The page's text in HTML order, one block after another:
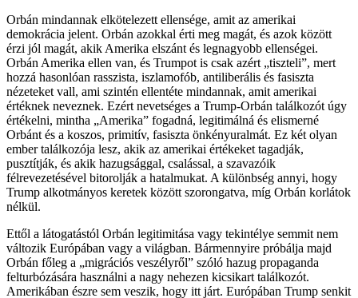
Orbán mindannak elkötelezett ellensége, amit az amerikai
demokrácia jelent. Orbán azokkal érti meg magát, és azok között
érzi jól magát, akik Amerika elszánt és legnagyobb ellenségei.
Orbán Amerika ellen van, és Trumpot is csak azért „tiszteli”, mert
hozzá hasonlóan rasszista, iszlamofób, antiliberális és fasiszta
nézeteket vall, ami szintén ellentéte mindannak, amit amerikai
értéknek neveznek. Ezért nevetséges a Trump-Orbán találkozót úgy
értékelni, mintha „Amerika” fogadná, legitimálná és elismerné
Orbánt és a koszos, primitív, fasiszta önkényuralmát. Ez két olyan
ember találkozója lesz, akik az amerikai értékeket tagadják,
pusztítják, és akik hazugsággal, csalással, a szavazóik
félrevezetésével bitorolják a hatalmukat. A különbség annyi, hogy
Trump alkotmányos keretek között szorongatva, míg Orbán korlátok
nélkül.
Ettől a látogatástól Orbán legitimitása vagy tekintélye semmit nem
változik Európában vagy a világban. Bármennyire próbálja majd
Orbán főleg a „migrációs veszélyről” szóló hazug propaganda
felturbózására használni a nagy nehezen kicsikart találkozót.
Amerikában észre sem veszik, hogy itt járt. Európában Trump senkit